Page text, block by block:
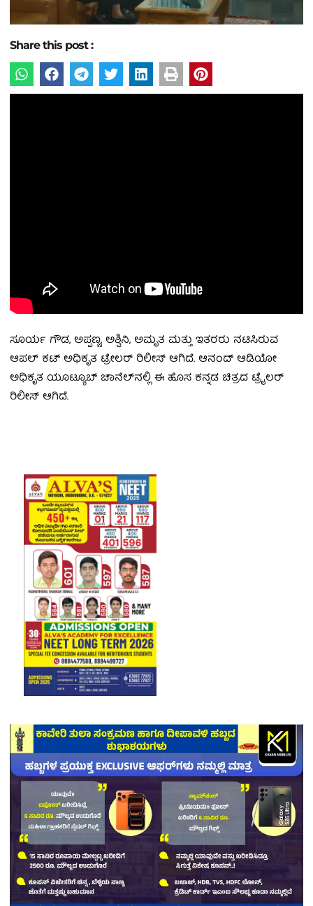
Share this post :
ಸೂರ್ಯ ಗೌಡ, ಅಪ್ಪಣ್ಣ, ಅಶ್ವಿನಿ, ಅಮೃತ ಮತ್ತು ಇತರರು ನಟಿಸಿರುವ
ಆಪಲ್ ಕಟ್ ಅಧಿಕೃತ ಟ್ರೇಲರ್ ರಿಲೀಸ್ ಆಗಿದೆ. ಆನಂದ್ ಆಡಿಯೋ
ಅಧಿಕೃತ ಯೂಟ್ಯೂಬ್ ಚಾನೆಲ್‌ನಲ್ಲಿ ಈ ಹೊಸ ಕನ್ನಡ ಚಿತ್ರದ ಟ್ರೈಲರ್
ರಿಲೀಸ್ ಆಗಿದೆ.